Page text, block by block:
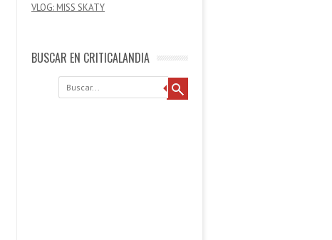
VLOG: MISS SKATY
BUSCAR EN CRITICALANDIA
Buscar